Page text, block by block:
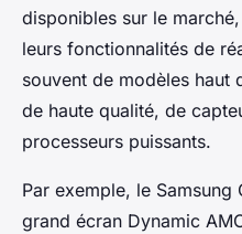
disponibles sur le
leurs fonctionnalités de
souvent de modèles haut
de haute qualité, de
processeurs puissants.
Par exemple, le Samsung
grand écran Dynamic